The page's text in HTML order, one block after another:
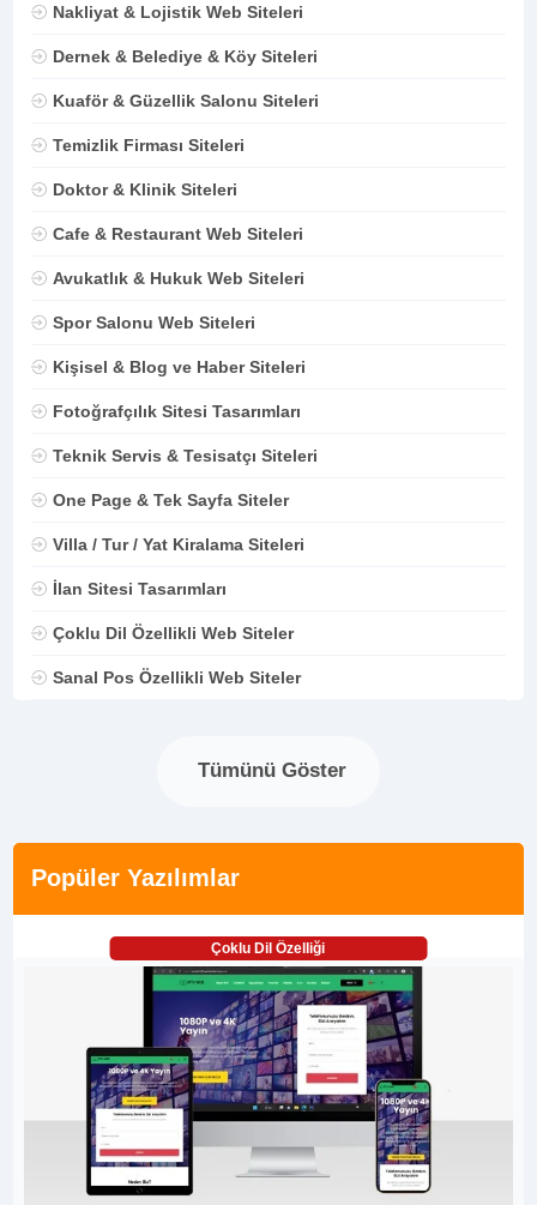
Nakliyat & Lojistik Web Siteleri
Dernek & Belediye & Köy Siteleri
Kuaför & Güzellik Salonu Siteleri
Temizlik Firması Siteleri
Doktor & Klinik Siteleri
Cafe & Restaurant Web Siteleri
Avukatlık & Hukuk Web Siteleri
Spor Salonu Web Siteleri
Kişisel & Blog ve Haber Siteleri
Fotoğrafçılık Sitesi Tasarımları
Teknik Servis & Tesisatçı Siteleri
One Page & Tek Sayfa Siteler
Villa / Tur / Yat Kiralama Siteleri
İlan Sitesi Tasarımları
Çoklu Dil Özellikli Web Siteler
Sanal Pos Özellikli Web Siteler
Tümünü Göster
Popüler Yazılımlar
Çoklu Dil Özelliği